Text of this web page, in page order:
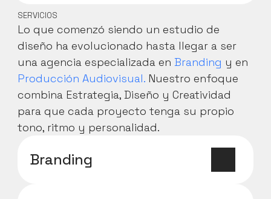
SERVICIOS
Lo que comenzó siendo un estudio de
diseño ha evolucionado hasta llegar a ser
una agencia especializada en Branding
Producción Audiovisual. Nuestro enfoque
combina Estrategia, Diseño y Creatividad
para que cada proyecto tenga su propio
tono, ritmo y personalidad.
Branding